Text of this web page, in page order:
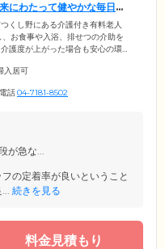
にわたって健やかな毎日を
くし野にある介護付き有料老人
お食事や入浴、排せつの介助を
護度が上がった場合も安心の環
居いただけます。館内は安全と
実現しています。全51室のお部
入居可
電話04-7181-8502
が急な...
の定着率が良いということ
続きを見る
料金見積もり